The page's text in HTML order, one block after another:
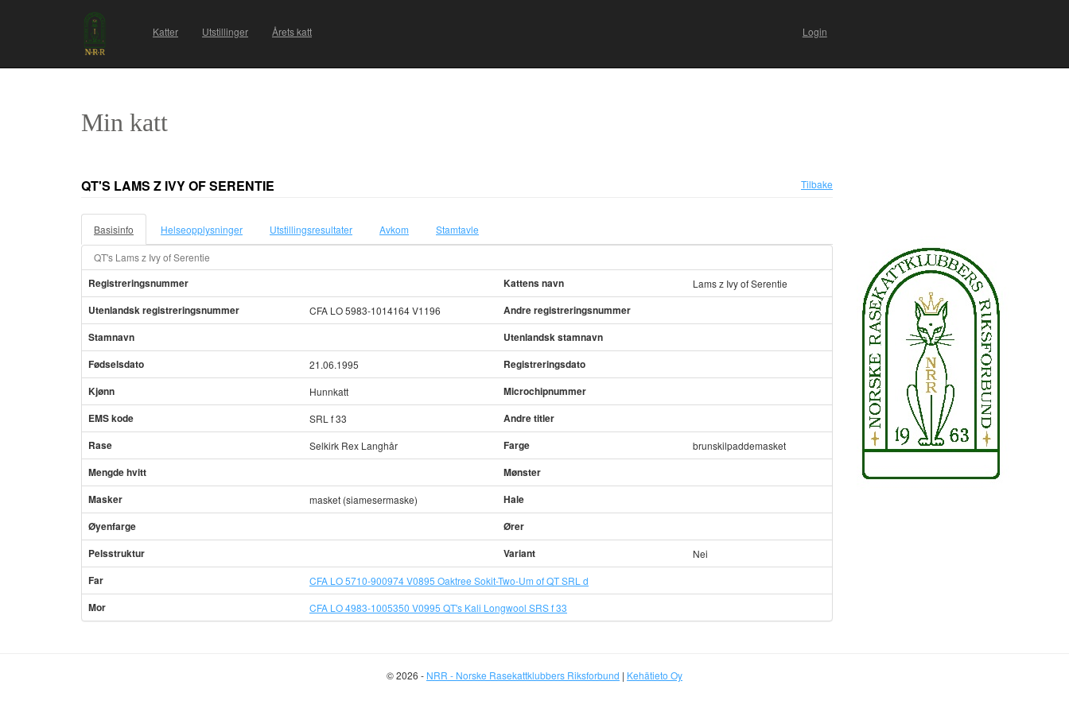
Katter Utstillinger Årets katt Login
Min katt
QT'S LAMS Z IVY OF SERENTIE Tilbake
Basisinfo Helseopplysninger Utstillingsresultater Avkom Stamtavle
QT's Lams z Ivy of Serentie
Registreringsnummer Kattens navn Lams z Ivy of Serentie
Utenlandsk registreringsnummer CFA LO 5983-1014164 V1196
Andre registreringsnummer
Stamnavn
Utenlandsk stamnavn
Fødselsdato
21.06.1995
Registreringsdato
Kjønn
Hunnkatt
Microchipnummer
EMS kode
SRL f 33
Andre titler
Rase
Selkirk Rex Langhår Farge brunskilpaddemasket
Mengde hvitt
Mønster
Masker
masket (siamesermaske)
Hale
Øyenfarge
Ører
Pelsstruktur
Variant Nei
Far CFA LO 5710-900974 V0895 Oaktree Sokit-Two-Um of QT SRL d
Mor CFA LO 4983-1005350 V0995 QT's Kali Longwool SRS f 33
© 2026 - NRR - Norske Rasekattklubbers Riksforbund | Kehätieto Oy